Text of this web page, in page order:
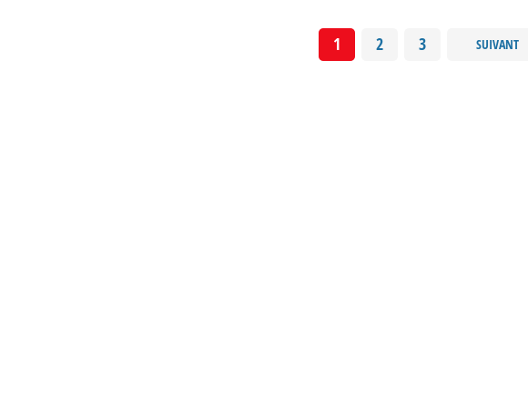
1 2 3 SUIVANT